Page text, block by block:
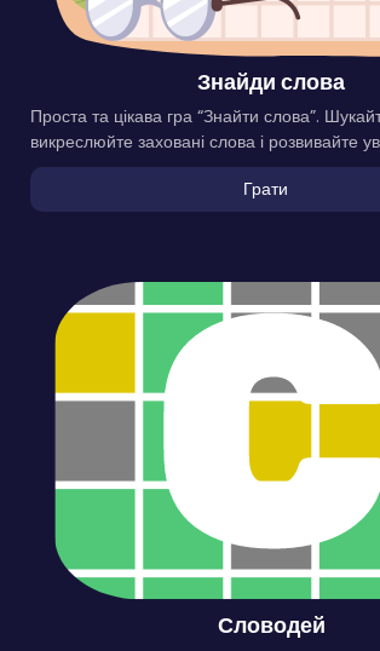
Знайди слова
Проста та цікава гра “Знайти слова”.
викреслюйте заховані слова і розвивайте
Грати
Словодей